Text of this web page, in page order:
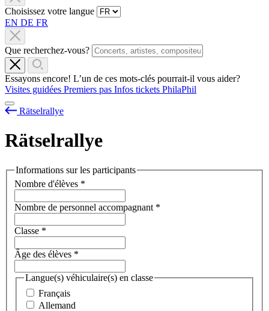
Choisissez votre langue
EN DE FR
Que recherchez-vous?
Essayons encore! L’un de ces mots-clés pourrait-il vous aider?
Visites guidées Premiers pas Infos tickets PhilaPhil
Rätselrallye
Rätselrallye
Informations sur les participants
Nombre d'élèves *
Nombre de personnel accompagnant *
Classe *
Âge des élèves *
Langue(s) véhiculaire(s) en classe
Français
Allemand